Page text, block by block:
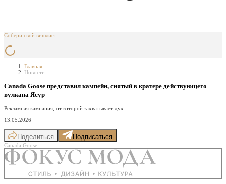
Собери свой вишлист
Главная
Новости
Canada Goose представил кампейн, снятый в кратере действующего
вулкана Ясур
Рекламная кампания, от которой захватывает дух
13.05.2026
Поделиться Подписаться
Canada Goose